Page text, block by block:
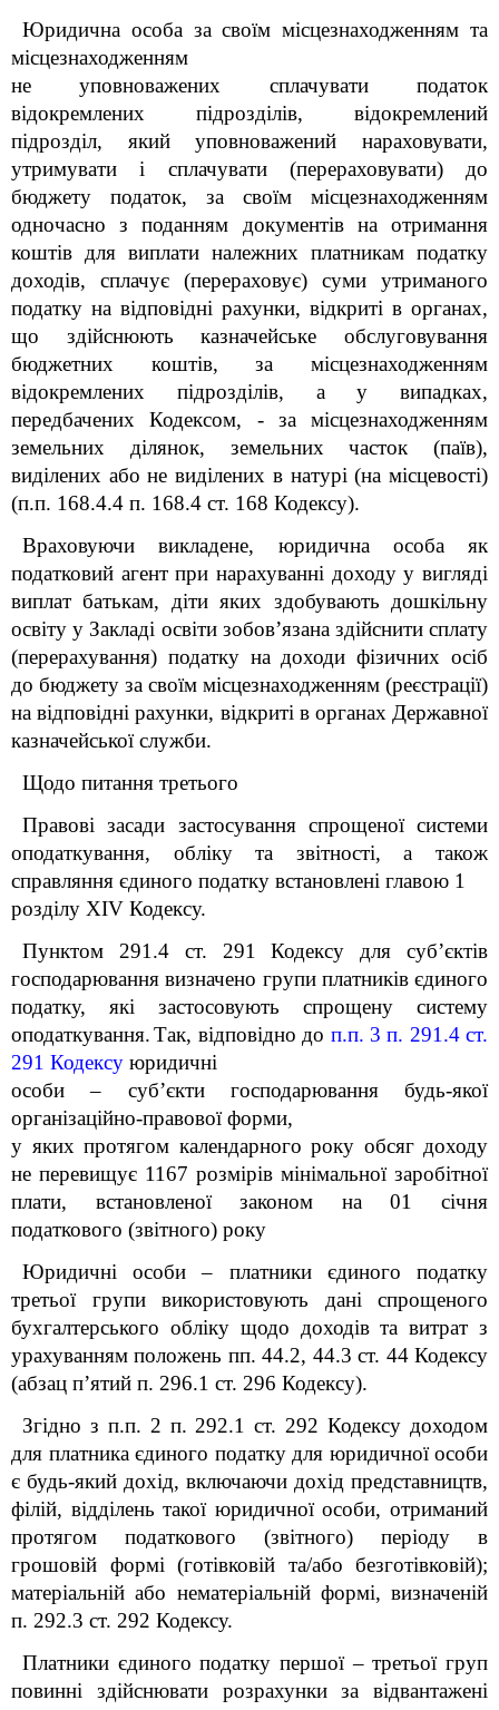
Юридична особа за своїм місцезнаходженням та
місцезнаходженням
не уповноважених сплачувати податок
відокремлених підрозділів, відокремлений
підрозділ, який уповноважений нараховувати,
утримувати і сплачувати (перераховувати) до
бюджету податок, за своїм місцезнаходженням
одночасно з поданням документів на отримання
коштів для виплати належних платникам податку
доходів, сплачує (перераховує) суми утриманого
податку на відповідні рахунки, відкриті в органах,
що здійснюють казначейське обслуговування
бюджетних коштів, за місцезнаходженням
відокремлених підрозділів, а у випадках,
передбачених Кодексом, - за місцезнаходженням
земельних ділянок, земельних часток (паїв),
виділених або не виділених в натурі (на місцевості)
(п.п. 168.4.4 п. 168.4 ст. 168 Кодексу).
Враховуючи викладене, юридична особа як
податковий агент при нарахуванні доходу у вигляді
виплат батькам, діти яких здобувають дошкільну
освіту у Закладі освіти зобов’язана здійснити сплату
(перерахування) податку на доходи фізичних осіб
до бюджету за своїм місцезнаходженням (реєстрації)
на відповідні рахунки, відкриті в органах Державної
казначейської служби.
Щодо питання третього
Правові засади застосування спрощеної системи
оподаткування, обліку та звітності, а також
справляння єдиного податку встановлені главою 1
розділу XIV Кодексу.
Пунктом 291.4 ст. 291 Кодексу для суб’єктів
господарювання визначено групи платників єдиного
податку, які застосовують спрощену систему
оподаткування. Так, відповідно до п.п. 3 п. 291.4 ст.
291 Кодексу юридичні
особи – суб’єкти господарювання будь-якої
організаційно-правової форми,
у яких протягом календарного року обсяг доходу
не перевищує 1167 розмірів мінімальної заробітної
плати, встановленої законом на 01 січня
податкового (звітного) року
Юридичні особи – платники єдиного податку
третьої групи використовують дані спрощеного
бухгалтерського обліку щодо доходів та витрат з
урахуванням положень пп. 44.2, 44.3 ст. 44 Кодексу
(абзац п’ятий п. 296.1 ст. 296 Кодексу).
Згідно з п.п. 2 п. 292.1 ст. 292 Кодексу доходом
для платника єдиного податку для юридичної особи
є будь-який дохід, включаючи дохід представництв,
філій, відділень такої юридичної особи, отриманий
протягом податкового (звітного) періоду в
грошовій формі (готівковій та/або безготівковій);
матеріальній або нематеріальній формі, визначеній
п. 292.3 ст. 292 Кодексу.
Платники єдиного податку першої – третьої груп
повинні здійснювати розрахунки за відвантажені